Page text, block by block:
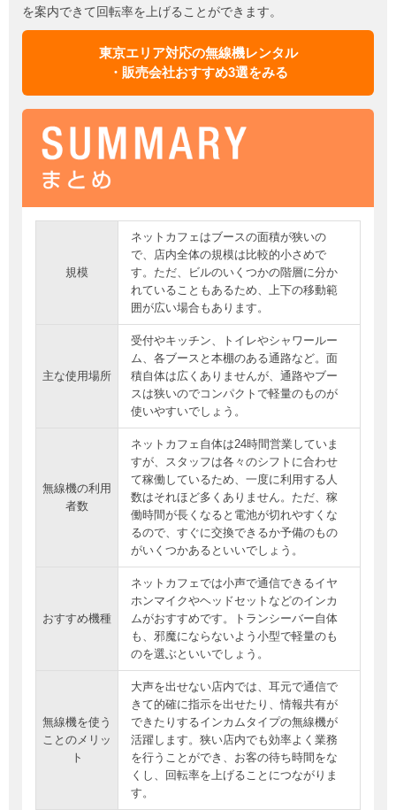
を案内できて回転率を上げることができます。
東京エリア対応の無線機レンタル
・販売会社おすすめ3選をみる
規模
ネットカフェはブースの面積が狭いの
で、店内全体の規模は比較的小さめで
す。ただ、ビルのいくつかの階層に分か
れていることもあるため、上下の移動範
囲が広い場合もあります。
主な使用場所
受付やキッチン、トイレやシャワールー
ム、各ブースと本棚のある通路など。面
積自体は広くありませんが、通路やブー
スは狭いのでコンパクトで軽量のものが
使いやすいでしょう。
無線機の利用
者数
ネットカフェ自体は24時間営業していま
すが、スタッフは各々のシフトに合わせ
て稼働しているため、一度に利用する人
数はそれほど多くありません。ただ、稼
働時間が長くなると電池が切れやすくな
るので、すぐに交換できるか予備のもの
がいくつかあるといいでしょう。
おすすめ機種
ネットカフェでは小声で通信できるイヤ
ホンマイクやヘッドセットなどのインカ
ムがおすすめです。トランシーバー自体
も、邪魔にならないよう小型で軽量のも
のを選ぶといいでしょう。
無線機を使う
ことのメリッ
ト
大声を出せない店内では、耳元で通信で
きて的確に指示を出せたり、情報共有が
できたりするインカムタイプの無線機が
活躍します。狭い店内でも効率よく業務
を行うことができ、お客の待ち時間をな
くし、回転率を上げることにつながりま
す。